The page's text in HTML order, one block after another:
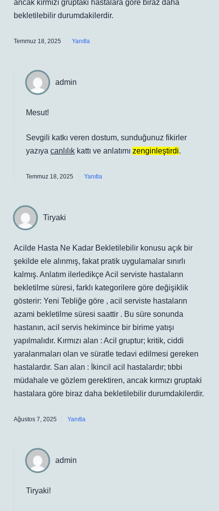
ancak kırmızı gruptaki hastalara göre biraz daha
bekletilebilir durumdakilerdir.
Temmuz 18, 2025 Yanıtla
admin
Mesut!
Sevgili katkı veren dostum, sunduğunuz fikirler
yazıya canlılık kattı ve anlatımı zenginleştirdi.
Temmuz 18, 2025 Yanıtla
Tiryaki
Acilde Hasta Ne Kadar Bekletilebilir konusu açık bir
şekilde ele alınmış, fakat pratik uygulamalar sınırlı
kalmış. Anlatım ilerledikçe Acil serviste hastaların
bekletilme süresi, farklı kategorilere göre değişiklik
gösterir: Yeni Tebliğe göre , acil serviste hastaların
azami bekletilme süresi saattir . Bu süre sonunda
hastanın, acil servis hekimince bir birime yatışı
yapılmalıdır. Kırmızı alan : Acil gruptur; kritik, ciddi
yaralanmaları olan ve süratle tedavi edilmesi gereken
hastalardır. Sarı alan : İkincil acil hastalardır; tıbbi
müdahale ve gözlem gerektiren, ancak kırmızı gruptaki
hastalara göre biraz daha bekletilebilir durumdakilerdir.
Ağustos 7, 2025 Yanıtla
admin
Tiryaki!